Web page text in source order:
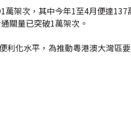
架次，其中今年1至4月便達
關量已突破1萬架次。
利化水平，為推動粵港澳大灣區